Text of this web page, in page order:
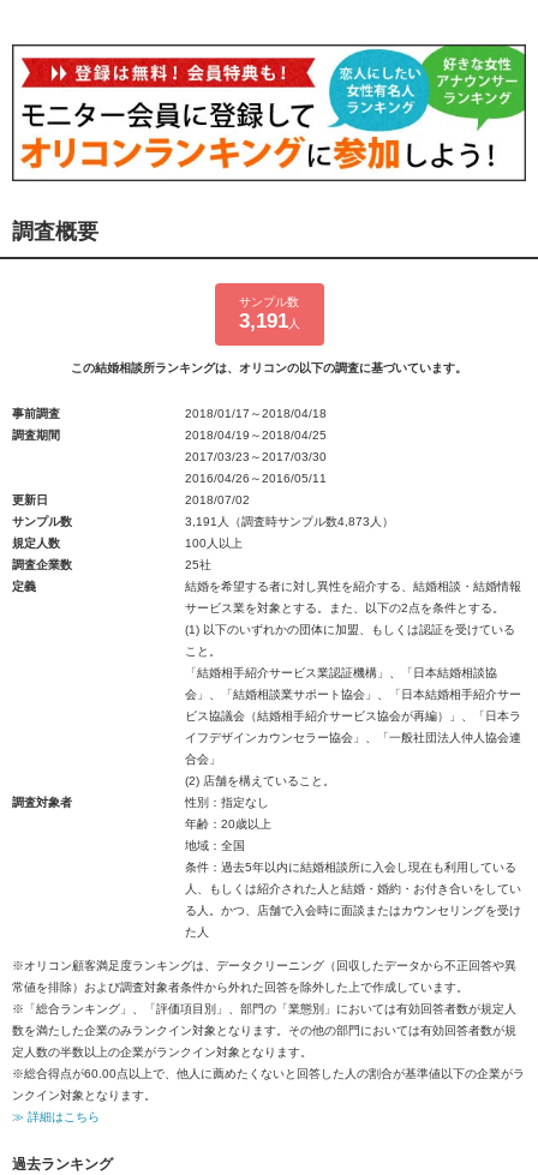
調査概要
サンプル数
3,191人
この結婚相談所ランキングは、オリコンの以下の調査に基づいています。
事前調査
2018/01/17～2018/04/18
調査期間
2018/04/19～2018/04/25
2017/03/23～2017/03/30
2016/04/26～2016/05/11
更新日
2018/07/02
サンプル数
3,191人（調査時サンプル数4,873人）
規定人数
100人以上
調査企業数
25社
定義
結婚を希望する者に対し異性を紹介する、結婚相談・結婚情報
サービス業を対象とする。また、以下の2点を条件とする。
(1) 以下のいずれかの団体に加盟、もしくは認証を受けている
こと。
「結婚相手紹介サービス業認証機構」、「日本結婚相談協
会」、「結婚相談業サポート協会」、「日本結婚相手紹介サー
ビス協議会（結婚相手紹介サービス協会が再編）」、「日本ラ
イフデザインカウンセラー協会」、「一般社団法人仲人協会連
合会」
(2) 店舗を構えていること。
調査対象者
性別：指定なし
年齢：20歳以上
地域：全国
条件：過去5年以内に結婚相談所に入会し現在も利用している
人、もしくは紹介された人と結婚・婚約・お付き合いをしてい
る人。かつ、店舗で入会時に面談またはカウンセリングを受け
た人
※オリコン顧客満足度ランキングは、データクリーニング（回収したデータから不正回答や異
常値を排除）および調査対象者条件から外れた回答を除外した上で作成しています。
※「総合ランキング」、「評価項目別」、部門の「業態別」においては有効回答者数が規定人
数を満たした企業のみランクイン対象となります。その他の部門においては有効回答者数が規
定人数の半数以上の企業がランクイン対象となります。
※総合得点が60.00点以上で、他人に薦めたくないと回答した人の割合が基準値以下の企業がラ
ンクイン対象となります。
≫ 詳細はこちら
過去ランキング